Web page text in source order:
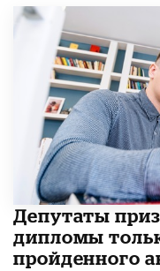
Депутаты
дипломы
пройденного